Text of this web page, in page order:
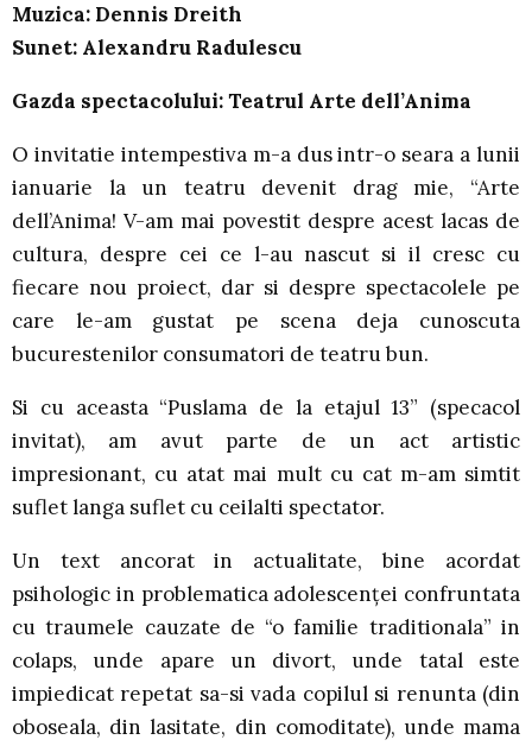
Muzica: Dennis Dreith
Sunet: Alexandru Radulescu
Gazda spectacolului: Teatrul Arte dell’Anima
O invitatie intempestiva m-a dus intr-o seara a lunii
ianuarie la un teatru devenit drag mie, “Arte
dell’Anima! V-am mai povestit despre acest lacas de
cultura, despre cei ce l-au nascut si il cresc cu
fiecare nou proiect, dar si despre spectacolele pe
care le-am gustat pe scena deja cunoscuta
bucurestenilor consumatori de teatru bun.
Si cu aceasta “Puslama de la etajul 13” (specacol
invitat), am avut parte de un act artistic
impresionant, cu atat mai mult cu cat m-am simtit
suflet langa suflet cu ceilalti spectator.
Un text ancorat in actualitate, bine acordat
psihologic in problematica adolescenţei confruntata
cu traumele cauzate de “o familie traditionala” in
colaps, unde apare un divort, unde tatal este
impiedicat repetat sa-si vada copilul si renunta (din
oboseala, din lasitate, din comoditate), unde mama